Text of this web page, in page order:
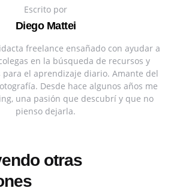
Escrito por
Diego Mattei
freelance ensañado con ayudar a
en la búsqueda de recursos y
el aprendizaje diario. Amante del
Desde hace algunos años me
una pasión que descubrí y que no
pienso dejarla.
otras